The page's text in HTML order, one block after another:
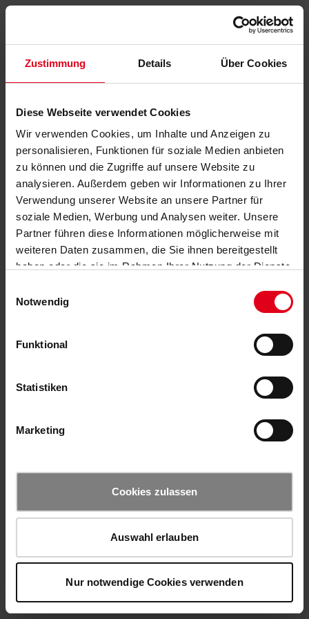
Zustimmung Details Über Cookies
Diese Webseite verwendet Cookies
Wir verwenden Cookies, um Inhalte und Anzeigen zu
personalisieren, Funktionen für soziale Medien anbieten
zu können und die Zugriffe auf unsere Website zu
analysieren. Außerdem geben wir Informationen zu Ihrer
Verwendung unserer Website an unsere Partner für
soziale Medien, Werbung und Analysen weiter. Unsere
Partner führen diese Informationen möglicherweise mit
weiteren Daten zusammen, die Sie ihnen bereitgestellt
haben oder die sie im Rahmen Ihrer Nutzung der Dienste
Notwendig
Funktional
Statistiken
Marketing
Cookies zulassen
Auswahl erlauben
Nur notwendige Cookies verwenden